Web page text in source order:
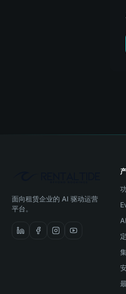
面向租赁企业的 AI 驱动运营
平台。